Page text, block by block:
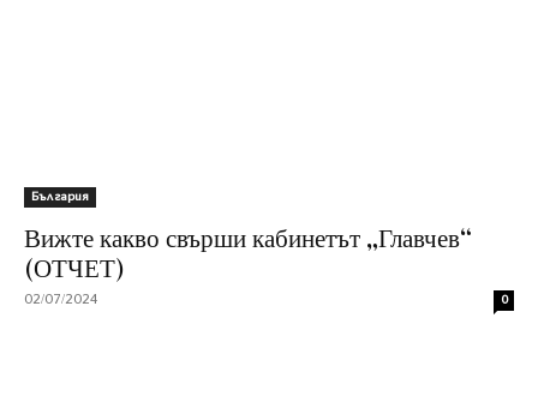
България
Вижте какво свърши кабинетът „Главчев“
(ОТЧЕТ)
02/07/2024 0